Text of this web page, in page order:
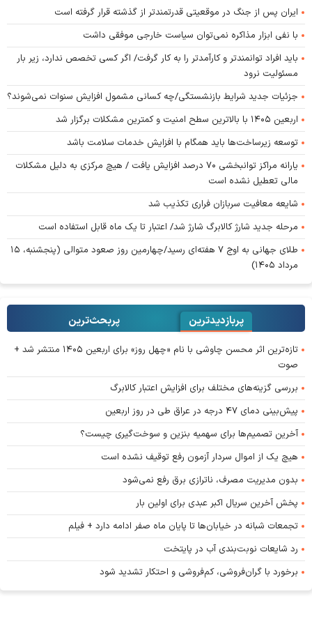
ایران پس از جنگ در موقعیتی قدرتمندتر از گذشته قرار گرفته است
با نفی ابزار مذاکره نمی‌توان سیاست خارجی موفقی داشت
باید افراد توانمندتر و کارآمدتر را به کار گرفت/ اگر کسی تخصص ندارد، زیر بار
مسئولیت نرود
جزئیات جدید شرایط بازنشستگی/چه کسانی مشمول افزایش سنوات نمی‌شوند؟
اربعین ۱۴۰۵ با بالاترین سطح امنیت و کمترین مشکلات برگزار شد
توسعه زیرساخت‌ها باید همگام با افزایش خدمات سلامت باشد
یارانه مراکز توانبخشی ۷۰ درصد افزایش یافت / هیچ مرکزی به دلیل مشکلات
مالی تعطیل نشده است
شایعه معافیت سربازان فراری تکذیب شد
مرحله جدید شارژ کالابرگ شارژ شد/ اعتبار تا یک ماه قابل استفاده است
طلای جهانی به اوج ۷ هفته‌ای رسید/چهارمین روز صعود متوالی (پنجشنبه، ۱۵
مرداد ۱۴۰۵)
پربازدیدترین پربحث‌ترین‌
تازه‌ترین اثر محسن چاوشی با نام «چهل روز» برای اربعین ۱۴۰۵ منتشر شد +
صوت
بررسی گزینه‌های مختلف برای افزایش اعتبار کالابرگ
پیش‌بینی دمای ۴۷ درجه در عراق طی در روز اربعین
آخرین تصمیم‌ها برای سهمیه بنزین و سوخت‌گیری چیست؟
هیچ یک از اموال سردار آزمون رفع توقیف نشده است
بدون مدیریت مصرف، ناترازی برق رفع نمی‌شود
پخش آخرین سریال اکبر عبدی برای اولین بار
تجمعات شبانه در خیابان‌ها تا پایان ماه صفر ادامه دارد + فیلم
رد شایعات نوبت‌بندی آب در پایتخت
برخورد با گران‌فروشی، کم‌فروشی و احتکار تشدید شود